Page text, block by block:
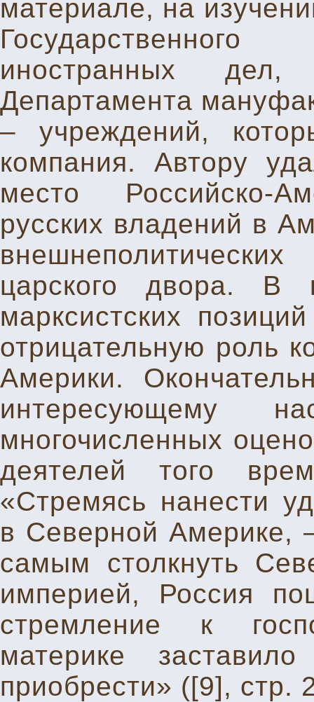
материале, на
иностранных дел,
Департамента
– учреждений,
компания. Автору
место Российско-
русских владений в
царского двора. В
марксистских
отрицательную роль
Америки.
интересующему
многочисленных
деятелей того
«Стремясь нанести
в Северной Америке,
самым столкнуть
империей, Россия
стремление к
материке
приобрести» ([9], стр.